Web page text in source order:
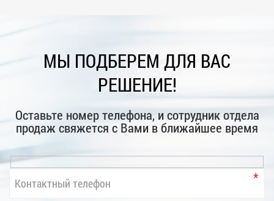
МЫ ПОДБЕРЕМ ДЛЯ ВАС
РЕШЕНИЕ!
Оставьте номер телефона, и сотрудник отдела
продаж свяжется с Вами в ближайшее время